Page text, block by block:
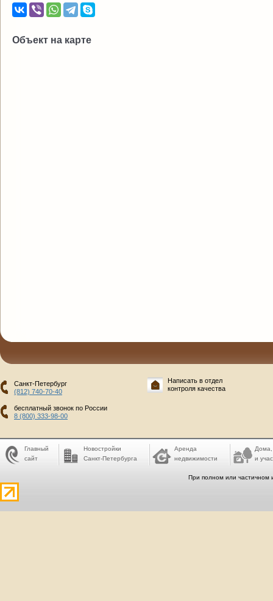
Объект на карте
Санкт-Петербург
(812) 740-70-40
бесплатный звонок по России
8 (800) 333-98-00
Написать в отдел
контроля качества
Главный
сайт
Новостройки
Санкт-Петербурга
Аренда
недвижимости
Дома,
и
При полном или частичном